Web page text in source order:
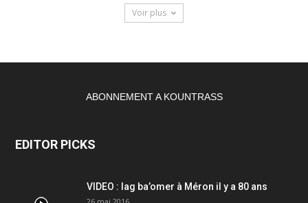
Voir plus
ABONNEMENT A KOUNTRASS
EDITOR PICKS
VIDEO : lag ba’omer à Méron il y a 80 ans